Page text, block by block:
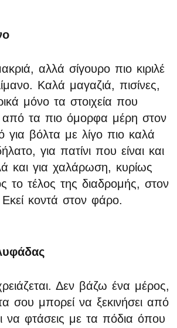
αλλά σίγουρο πιο κιριλέ
Καλά μαγαζιά, πισίνες,
μόνο τα στοιχεία που
από τα πιο όμορφα μέρη στον
για βόλτα με λίγο πιο καλά
για πατίνι που είναι και
και για χαλάρωση, κυρίως
το τέλος της διαδρομής, στον
κοντά στον φάρο.
Δεν βάζω ένα μέρος,
σου μπορεί να ξεκινήσει από
να φτάσεις με τα πόδια όπου